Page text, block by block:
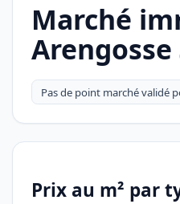
Marché
Arengosse
Pas de point marché validé
Prix au m² par